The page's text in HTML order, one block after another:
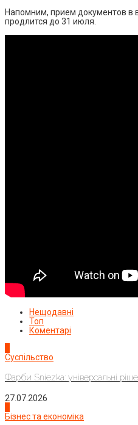
Напомним, прием документов в
продлится до 31 июля.
Нещодавні
Топ
Коментарі
Суспільство
Фарби Sniezka: універсальні
27.07.2026
Бізнес та економіка